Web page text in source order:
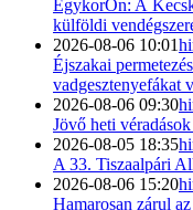
EgykorOn: A
külföldi
2026-08-06 10:01
Éjszakai
vadgesztenyefákat
2026-08-06 09:30
Jövő heti
2026-08-05 18:35
A 33. Tiszaalpári
2026-08-06 15:20
Hamarosan zárul